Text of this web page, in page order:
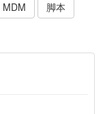
MDM
脚本